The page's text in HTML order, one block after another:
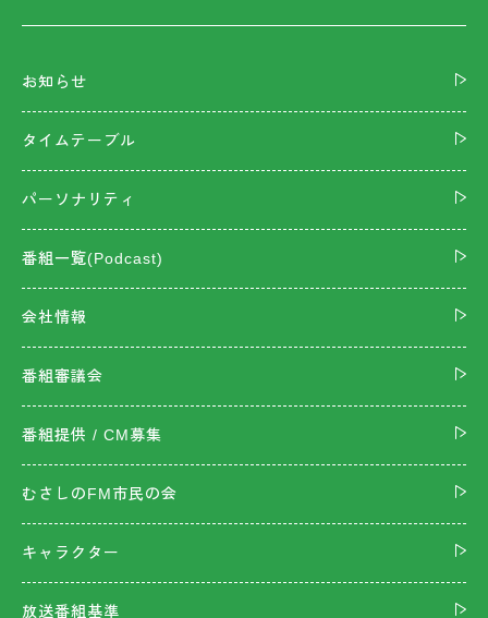
お知らせ
タイムテーブル
パーソナリティ
番組一覧(Podcast)
会社情報
番組審議会
番組提供 / CM募集
むさしのFM市民の会
キャラクター
放送番組基準